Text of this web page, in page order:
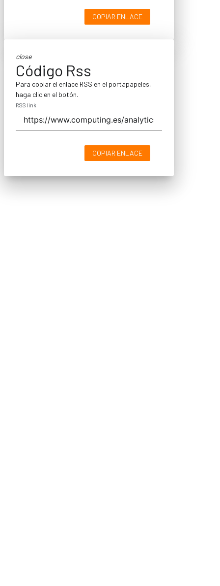
COPIAR ENLACE
close
Código Rss
Para copiar el enlace RSS en el portapapeles,
haga clic en el botón.
RSS link
COPIAR ENLACE